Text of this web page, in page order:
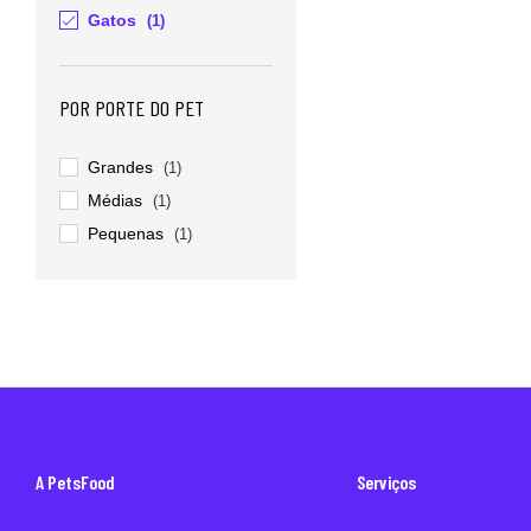
Gatos (1)
POR PORTE DO PET
Grandes (1)
Médias (1)
Pequenas (1)
A PetsFood Serviços